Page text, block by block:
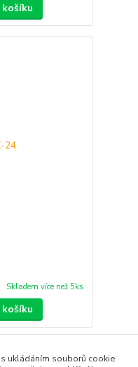
Skladem více než 5ks
z 1ukládáním souborů cookie